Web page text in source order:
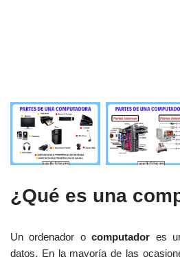
¿Qué es una
Un ordenador ocomputador es
datos. En la mayoría de las